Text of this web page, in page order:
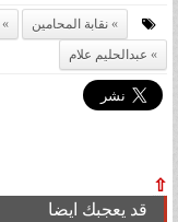
نقابة المحامين
عبدالحليم علام
⇧
قد يعجبك ايضا